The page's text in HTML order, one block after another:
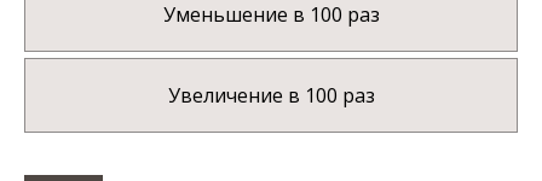
Уменьшение в 100 раз
Увеличение в 100 раз